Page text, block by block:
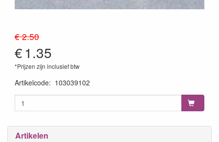
€ 2.50
€1.35
*Prijzen zijn inclusief btw
Artikelcode: 103039102
Artikelen